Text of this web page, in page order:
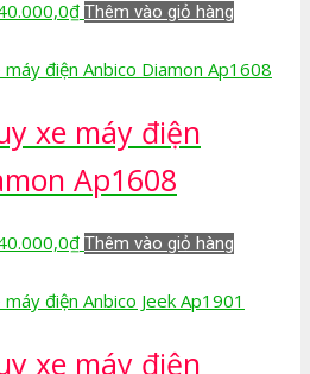
₫Giá
tại
2.240.000,0₫.
Thêm vào giỏ hàng
xe máy điện
Ap1608
₫Giá
tại
2.240.000,0₫.
Thêm vào giỏ hàng
xe máy điện